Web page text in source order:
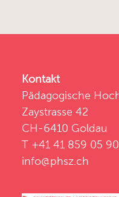
Kontakt
Pädagogische
Zaystrasse 42
CH-6410 Goldau
T +41 41 859 05 90
info@phsz.ch